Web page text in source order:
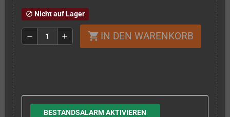
block Nicht auf Lager
remove add shopping_cart IN DEN WARENKORB
BESTANDSALARM AKTIVIEREN